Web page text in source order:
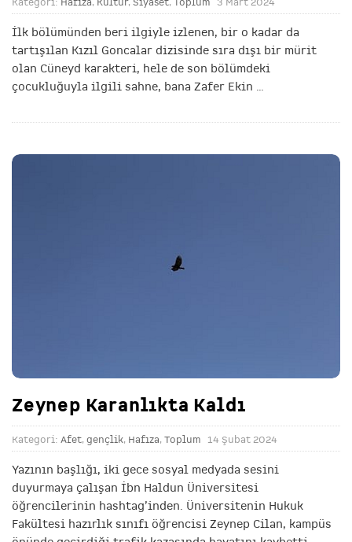
İlk bölümünden beri ilgiyle izlenen, bir o kadar da
tartışılan Kızıl Goncalar dizisinde sıra dışı bir mürit
olan Cüneyd karakteri, hele de son bölümdeki
çocukluğuyla ilgili sahne, bana Zafer Ekin
Zeynep Karanlıkta Kaldı
Kategori: Afet, gençlik, Hafıza, Toplum 14 Şubat 2024
Yazının başlığı, iki gece sosyal medyada sesini
duyurmaya çalışan İbn Haldun Üniversitesi
öğrencilerinin hashtag’inden. Üniversitenin Hukuk
Fakültesi hazırlık sınıfı öğrencisi Zeynep Cilan, kampüs